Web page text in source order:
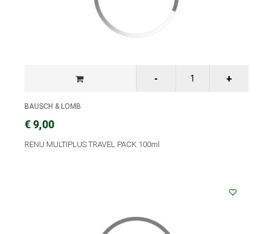
BAUSCH & LOMB
€ 9,00
RENU MULTIPLUS TRAVEL PACK 100ml